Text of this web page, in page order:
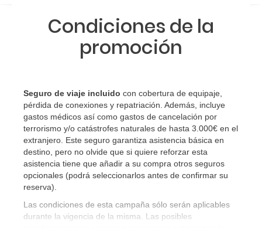
Si tengo los traslados incluidos, ¿dónde debo
dirigirme?
¿Cuáles son las condiciones generales en las
reservas de viajes?
¿Cuáles son los impuestos de entrada y salida del
país si viajo a América?
¿Qué hago si el traslado contratado del aeropuerto
al hotel o viceversa no ha aparecido?
¿Necesito visado para poder ir a ...?
Condiciones de la
promoción
Seguro de viaje incluido con cobertura de equipaje,
pérdida de conexiones y repatriación. Además, incluye
gastos médicos así como gastos de cancelación por
terrorismo y/o catástrofes naturales de hasta 3.000€ en el
extranjero. Este seguro garantiza asistencia básica en
destino, pero no olvide que si quiere reforzar esta
asistencia tiene que añadir a su compra otros seguros
opcionales (podrá seleccionarlos antes de confirmar su
reserva)
Las condiciones de esta campaña sólo serán aplicables
durante la vigencia de la misma. Las posibles